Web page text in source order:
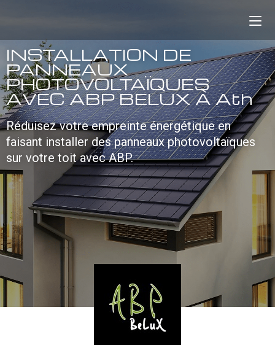
INSTALLATION DE
PANNEAUX
PHOTOVOLTAÏQUES
AVEC ABP BELUX À Ath
Réduisez votre empreinte énergétique en
faisant installer des panneaux photovoltaïques
sur votre toit avec ABP.